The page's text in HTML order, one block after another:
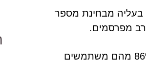
בעליה מבחינת מספר
מפרסמים.
בסקר שנערך בינואר 2024 ובו השתתפו 1,915 בעלי/ות עסקים, ונמצא ש-86% מהם משתמשים
מחיר